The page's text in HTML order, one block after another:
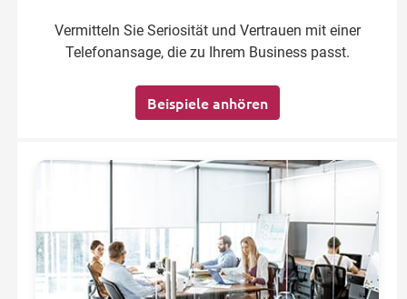
Vermitteln Sie Seriosität und Vertrauen mit einer
Telefonansage, die zu Ihrem Business passt.
Beispiele anhören